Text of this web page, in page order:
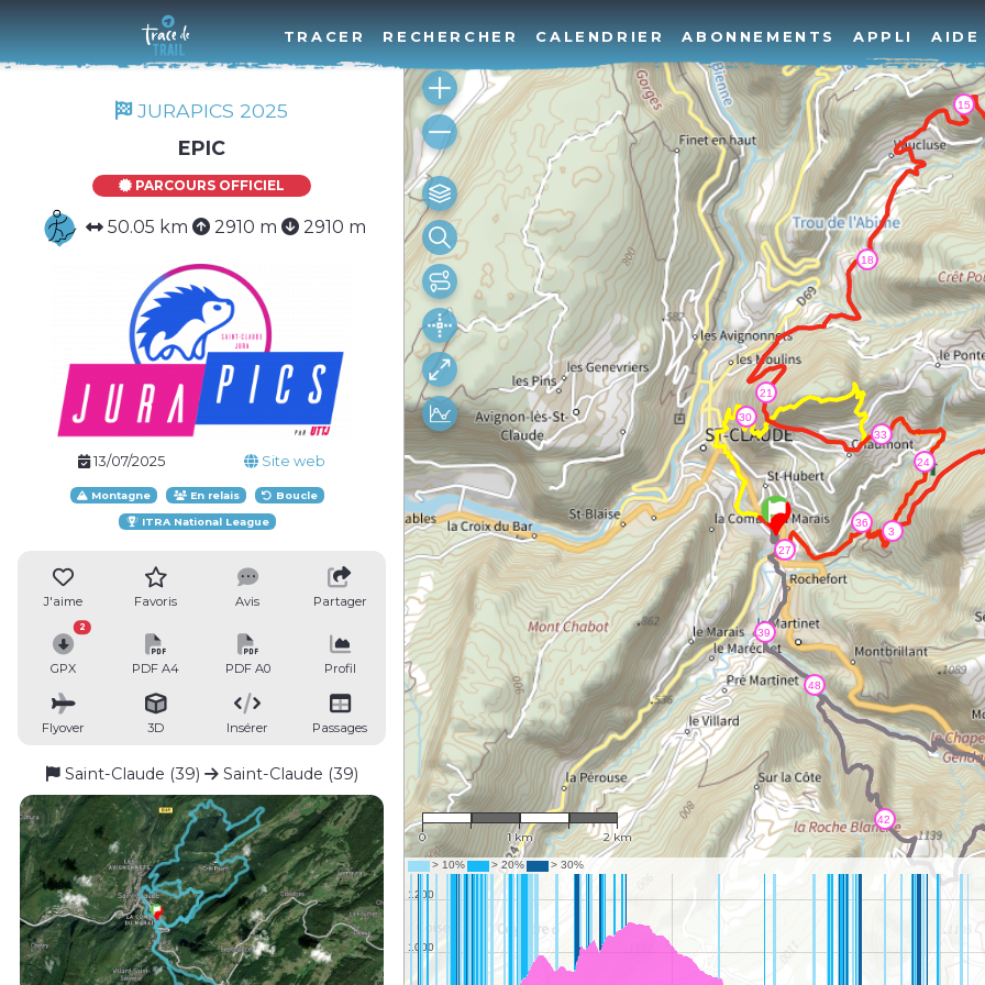
TRACER RECHERCHER CALENDRIER ABONNEMENTS APPLI AIDE
JURAPICS 2025
EPIC
PARCOURS OFFICIEL
50.05 km 2910 m 2910 m
13/07/2025 Site web
Montagne En relais Boucle
ITRA National League
J'aime Favoris Avis Partager
GPX
2
PDF A4 PDF A0 Profil
Flyover 3D Insérer Passages
Saint-Claude (39) Saint-Claude (39)
1 : 40,241
0 1 km 2 km